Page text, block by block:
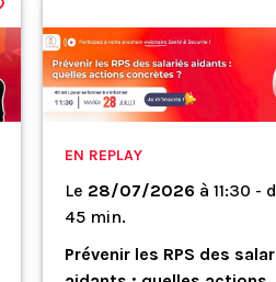
EN REPLAY
Le 28/07/2026 à 11:30 -
45 min.
Prévenir les RPS des